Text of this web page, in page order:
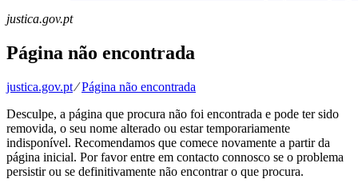
justica.gov.pt
Página não encontrada
justica.gov.pt⁄Página não encontrada
Desculpe, a página que procura não foi encontrada e pode ter sido
removida, o seu nome alterado ou estar temporariamente
indisponível. Recomendamos que comece novamente a partir da
página inicial. Por favor entre em contacto connosco se o problema
persistir ou se definitivamente não encontrar o que procura.